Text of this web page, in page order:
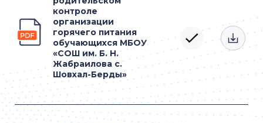
контроле
организации
горячего питания
обучающихся МБОУ
«СОШ им. Б. Н.
Жабраилова с.
Шовхал-Берды»